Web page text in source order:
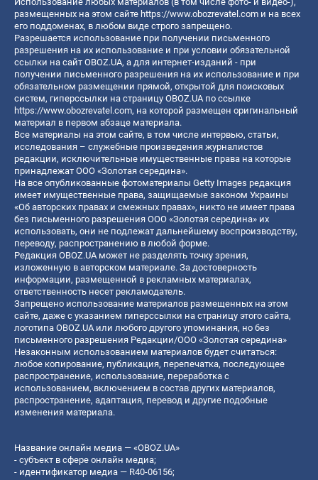
размещенных на этом сайте https://www.obozrevatel.com и на всех
его поддоменах, в любом виде строго запрещено.
Разрешается использование при получении письменного
разрешения на их использование и при условии обязательной
ссылки на сайт OBOZ.UA, а для интернет-изданий - при
получении письменного разрешения на их использование и при
обязательном размещении прямой, открытой для поисковых
систем, гиперссылки на страницу OBOZ.UA по ссылке
https://www.obozrevatel.com, на которой размещен оригинальный
материал в первом абзаце материала.
Все материалы на этом сайте, в том числе интервью, статьи,
исследования – служебные произведения журналистов
редакции, исключительные имущественные права на которые
принадлежат ООО «Золотая середина».
На все опубликованные фотоматериалы Getty Images редакция
имеет имущественные права, защищаемые законом Украины
«Об авторских правах и смежных правах», никто не имеет права
без письменного разрешения ООО «Золотая середина» их
использовать, они не подлежат дальнейшему воспроизводству,
переводу, распространению в любой форме.
Редакция OBOZ.UA может не разделять точку зрения,
изложенную в авторском материале. За достоверность
информации, размещенной в рекламных материалах,
ответственность несет рекламодатель.
Запрещено использование материалов размещенных на этом
сайте, даже с указанием гиперссылки на страницу этого сайта,
логотипа OBOZ.UA или любого другого упоминания, но без
письменного разрешения Редакции/ООО «Золотая середина»
Незаконным использованием материалов будет считаться:
любое копирование, публикация, перепечатка, последующее
распространение, использование, переработка с
использованием, включением в состав других материалов,
распространение, адаптация, перевод и другие подобные
изменения материала.
Название онлайн медиа — «OBOZ.UA»
- субъект в сфере онлайн медиа;
- идентификатор медиа — R40-06156;